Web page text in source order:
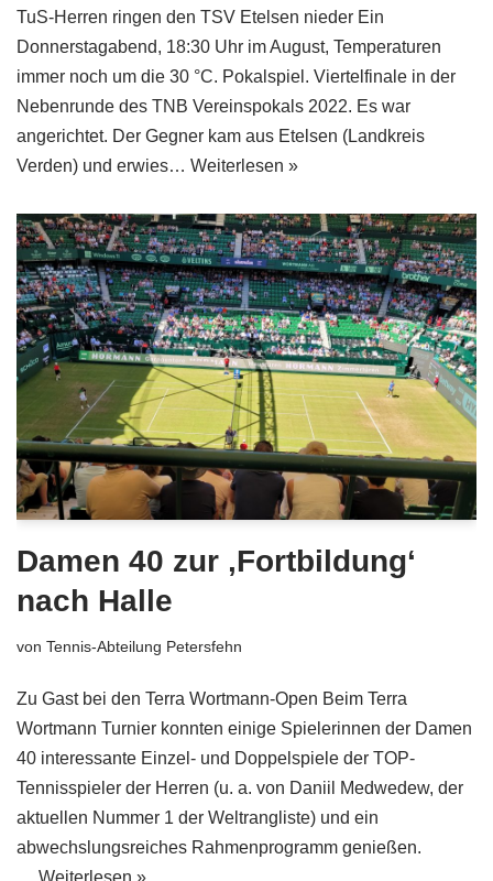
TuS-Herren ringen den TSV Etelsen nieder Ein
Donnerstagabend, 18:30 Uhr im August, Temperaturen
immer noch um die 30 °C. Pokalspiel. Viertelfinale in der
Nebenrunde des TNB Vereinspokals 2022. Es war
angerichtet. Der Gegner kam aus Etelsen (Landkreis
Verden) und erwies… Weiterlesen »
Damen 40 zur ‚Fortbildung‘
nach Halle
von Tennis-Abteilung Petersfehn
Zu Gast bei den Terra Wortmann-Open Beim Terra
Wortmann Turnier konnten einige Spielerinnen der Damen
40 interessante Einzel- und Doppelspiele der TOP-
Tennisspieler der Herren (u. a. von Daniil Medwedew, der
aktuellen Nummer 1 der Weltrangliste) und ein
abwechslungsreiches Rahmenprogramm genießen.